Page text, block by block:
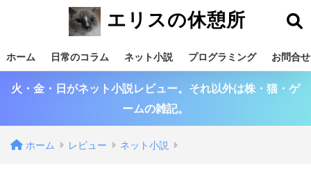
エリスの休憩所
ホーム 日常のコラム ネット小説 プログラミング お問合せ
火・金・日がネット小説レビュー。それ以外は株・猫・ゲ
ームの雑記。
ホーム レビュー ネット小説